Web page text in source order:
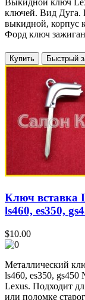
Выкидной ключ
ключей. Вид Дуга.
выкидной, корпус
Форд ключ
Купить
Ключ вставка
ls460, es350,
$10.00
Металлический
ls460, es350,
Lexus. Подходит
или поломке